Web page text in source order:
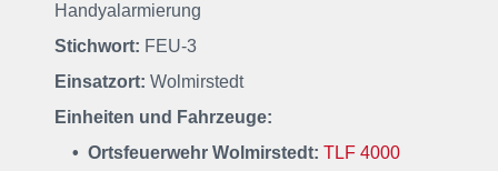
Handyalarmierung
Stichwort: FEU-3
Einsatzort: Wolmirstedt
Einheiten und Fahrzeuge:
• Ortsfeuerwehr Wolmirstedt: TLF 4000